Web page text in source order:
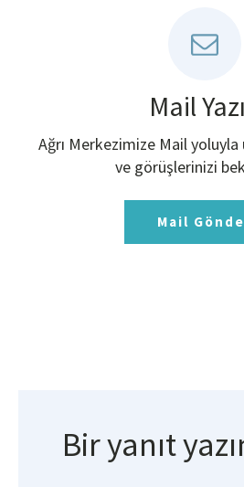
Mail
Ağrı Merkezimize Mail
ve görüşlerinizi
Mail
Bir yanıt